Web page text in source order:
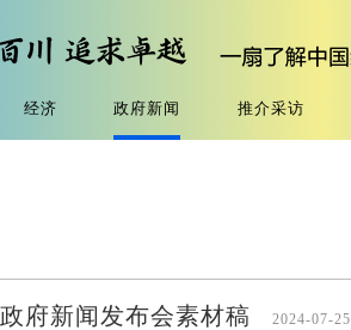
经济 政府新闻 推介采访
府新闻发布会素材稿 2024-07-25